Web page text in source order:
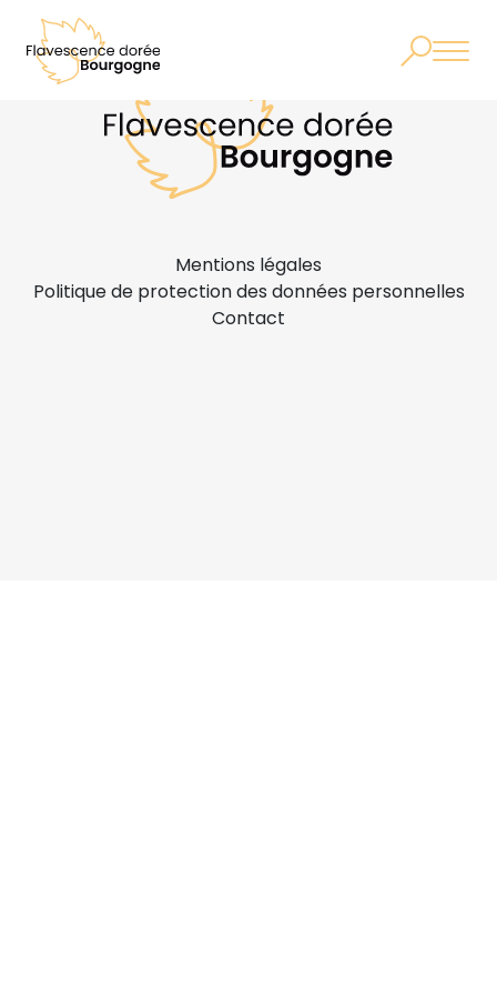
Mentions légales
Politique de protection des données personnelles
Contact